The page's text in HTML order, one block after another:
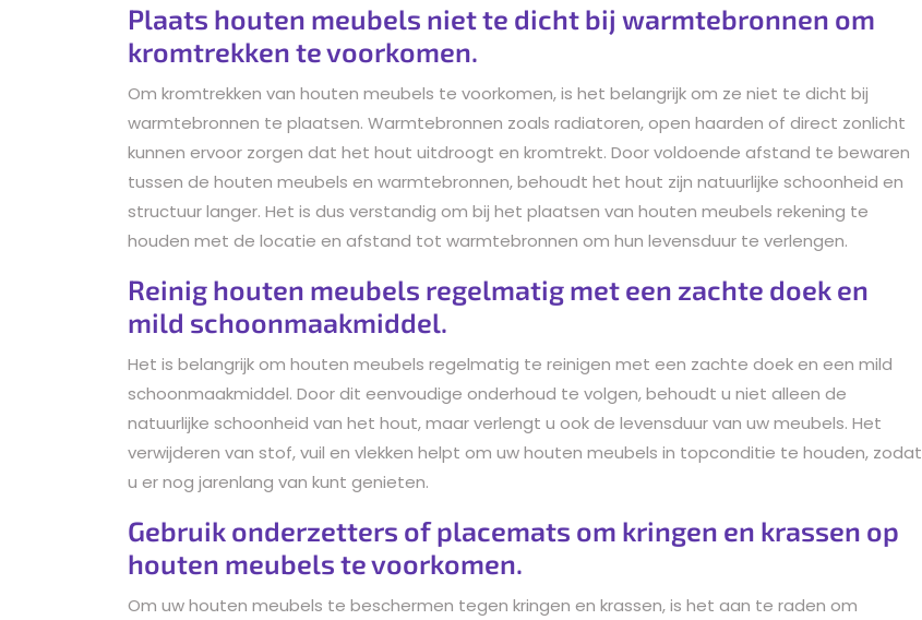
Plaats houten meubels niet te dicht bij warmtebronnen om
kromtrekken te voorkomen.
Om kromtrekken van houten meubels te voorkomen, is het belangrijk om ze niet te dicht bij
warmtebronnen te plaatsen. Warmtebronnen zoals radiatoren, open haarden of direct zonlicht
kunnen ervoor zorgen dat het hout uitdroogt en kromtrekt. Door voldoende afstand te bewaren
tussen de houten meubels en warmtebronnen, behoudt het hout zijn natuurlijke schoonheid en
structuur langer. Het is dus verstandig om bij het plaatsen van houten meubels rekening te
houden met de locatie en afstand tot warmtebronnen om hun levensduur te verlengen.
Reinig houten meubels regelmatig met een zachte doek en
mild schoonmaakmiddel.
Het is belangrijk om houten meubels regelmatig te reinigen met een zachte doek en een mild
schoonmaakmiddel. Door dit eenvoudige onderhoud te volgen, behoudt u niet alleen de
natuurlijke schoonheid van het hout, maar verlengt u ook de levensduur van uw meubels. Het
verwijderen van stof, vuil en vlekken helpt om uw houten meubels in topconditie te houden, zodat
u er nog jarenlang van kunt genieten.
Gebruik onderzetters of placemats om kringen en krassen op
houten meubels te voorkomen.
Om uw houten meubels te beschermen tegen kringen en krassen, is het aan te raden om